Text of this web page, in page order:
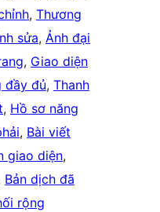
, Thương
sửa, Ảnh đại
, Giao diện
đầy đủ, Thanh
, Hồ sơ năng
, Bài viết
giao diện
Bản dịch đã
rộng